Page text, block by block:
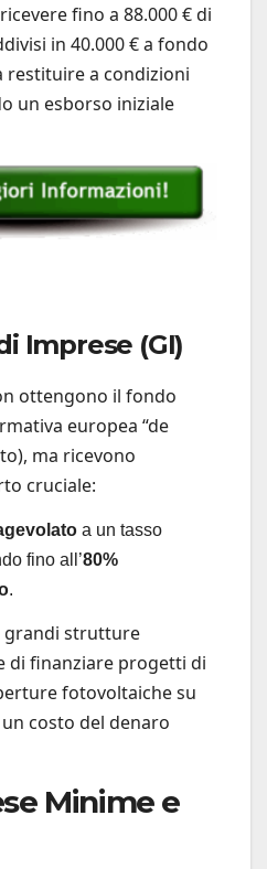
fino a 88.000 € di
in 40.000 € a fondo
restituire a condizioni
un esborso iniziale
Imprese (GI)
ottengono il fondo
europea “de
ma ricevono
cruciale:
a un tasso
fino all’80%
.
grandi strutture
di finanziare progetti di
fotovoltaiche su
costo del denaro
Minime e